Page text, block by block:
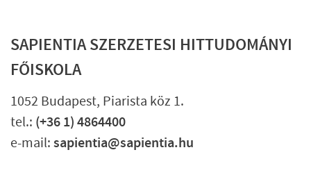
SAPIENTIA SZERZETESI HITTUDOMÁNYI
FŐISKOLA
1052 Budapest, Piarista köz 1.
tel.: (+36 1) 4864400
e-mail:sapientia@sapientia.hu